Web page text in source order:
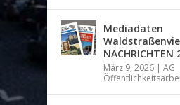
Mediadaten
NACHRICHTEN
März 9, 2026 |AG